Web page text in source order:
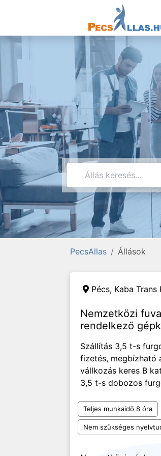
PecsAllas Állások
Pécs, Kaba Trans
Nemzetközi
rendelkező
Szállítás 3,5 t-s
fizetés, megbízható
vállkozás keres B
3,5 t-s dobozos
Teljes munkaidő 8 óra
Nem szükséges